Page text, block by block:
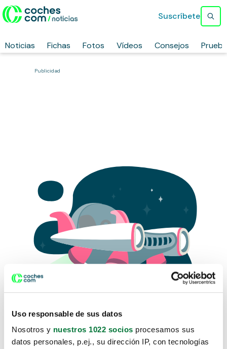
Uso responsable de sus datos
Nosotros y nuestros 1022 socios procesamos sus
datos personales, p.ej., su dirección IP, con tecnologías
Noticias Fichas Fotos Vídeos Consejos
Suscríbete
Publicidad